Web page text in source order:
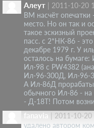
Алеут
2011-10-20
ВМ насчёт опечатки
место. Но он так и
такое эскизный
пасс. с 2*НК-86 -
декабре 1979 г. У
осталось на
Ил-98 с PW4382
Ил-96-300Д, Ил-96-
А Ил-86Д
обычного Ил-86 - на
- Д-18Т! Потом
fanavia
2011-10-20
удалено автором